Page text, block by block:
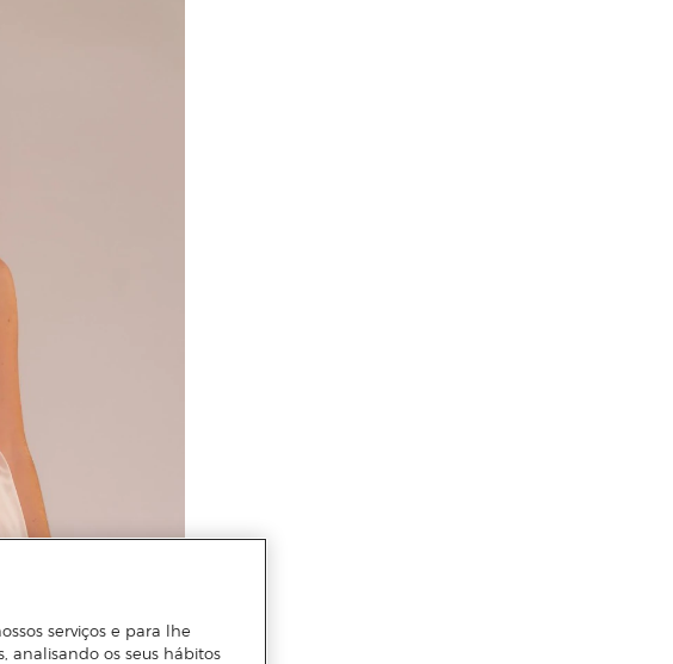
serviços e para lhe
analisando os seus hábitos